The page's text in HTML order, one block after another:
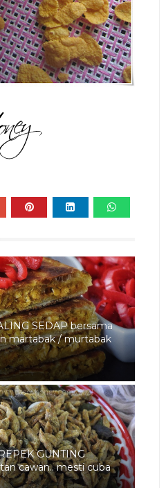
SEDAP bersama
martabak / murtabak
GUNTING
cawan.. mesti cuba